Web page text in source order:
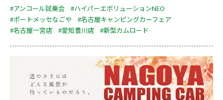
#アンコール試乗会
#ハイパーエボリューションNEO
#ポートメッセなごや
#名古屋キャンピングカーフェア
#名古屋一宮店
#愛知豊川店 #新型カムロード